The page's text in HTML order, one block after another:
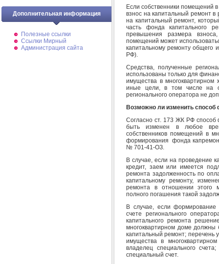
Дополнительная информация
Полезные ссылки
Ссылки Мирный
Администрация сайта
Если собственники помещений
взнос на капитальный ремонт
на капитальный ремонт,
часть фонда капитального
превышения размера
помещений может
капитальному ремонту общего
РФ).
Средства, полученные
использованы только для
имущества в многоквартирном
иные цели, в том числе на
регионального оператора не
Возможно ли изменить способ
Согласно ст. 173 ЖК РФ способ
быть изменен в любое
собственников помещений в
формирования фонда
№ 701-41-ОЗ.
В случае, если на проведение
кредит, заем или имеется
ремонта задолженность по
капитальному ремонту,
ремонта в отношении этого
полного погашения такой
В случае, если формирование
счете регионального
капитального ремонта
многоквартирном доме должны
капитальный ремонт; перечень
имущества в
владелец специального
специальный счет.